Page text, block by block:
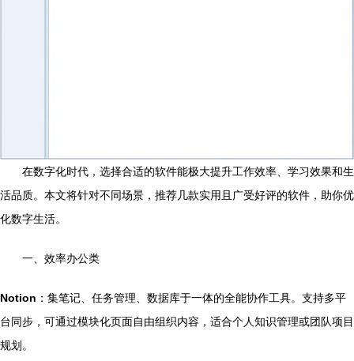
在数字化时代，选择合适的软件能极大提升工作效率、学习效果和生
活品质。本文将针对不同场景，推荐几款实用且广受好评的软件，助你优
化数字生活。
一、效率办公类
Notion ：集笔记、任务管理、数据库于一体的全能协作工具。支持多平
台同步，可通过模块化页面自由组织内容，适合个人知识管理或团队项目
规划。